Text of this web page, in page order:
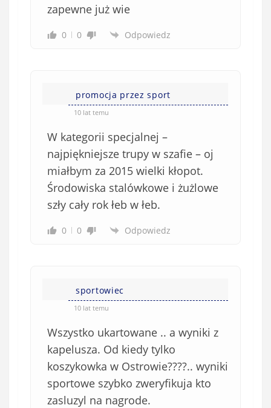
zapewne już wie
0 0 Odpowiedz
promocja przez sport
10 lat temu
W kategorii specjalnej –
najpiękniejsze trupy w szafie – oj
miałbym za 2015 wielki kłopot.
Środowiska stalówkowe i żużlowe
szły cały rok łeb w łeb.
0 0 Odpowiedz
sportowiec
10 lat temu
Wszystko ukartowane .. a wyniki z
kapelusza. Od kiedy tylko
koszykowka w Ostrowie????.. wyniki
sportowe szybko zweryfikuja kto
zasluzyl na nagrode.